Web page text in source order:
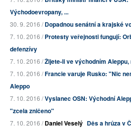
Východoevropany, ...
30. 9. 2016 /Dopadnou senátní a krajské
7. 10. 2016 /Protesty veřejnosti fungují:
defenzívy
7. 10. 2016 /Žijete-li ve východním
7. 10. 2016 /Francie varuje Rusko: "Nic
Aleppo
7. 10. 2016 /Vyslanec OSN: Východní
"zcela zničeno"
7. 10. 2016 /Daniel Veselý Děs a hrůza v